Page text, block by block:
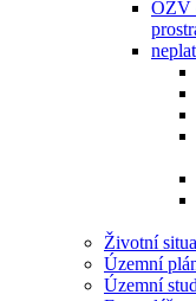
OZV
Životní
Územní
Územní